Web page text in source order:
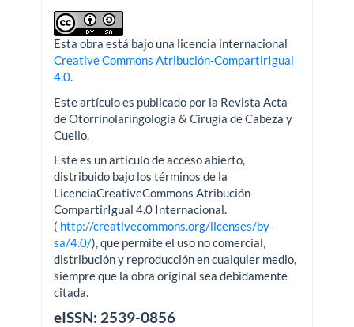
Esta obra está bajo una licencia internacional
Creative Commons Atribución-CompartirIgual
4.0.
Este artículo es publicado por la Revista Acta
de Otorrinolaringología & Cirugía de Cabeza y
Cuello.
Este es un artículo de acceso abierto,
distribuido bajo los términos de la
LicenciaCreativeCommons Atribución-
CompartirIgual 4.0 Internacional.
( http://creativecommons.org/licenses/by-
sa/4.0/), que permite el uso no comercial,
distribución y reproducción en cualquier medio,
siempre que la obra original sea debidamente
citada.
eISSN: 2539-0856